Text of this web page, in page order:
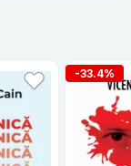
-33.4%